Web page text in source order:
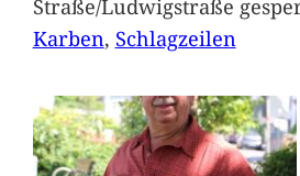
Straße/Ludwigstraße
Karben, Schlagzeilen